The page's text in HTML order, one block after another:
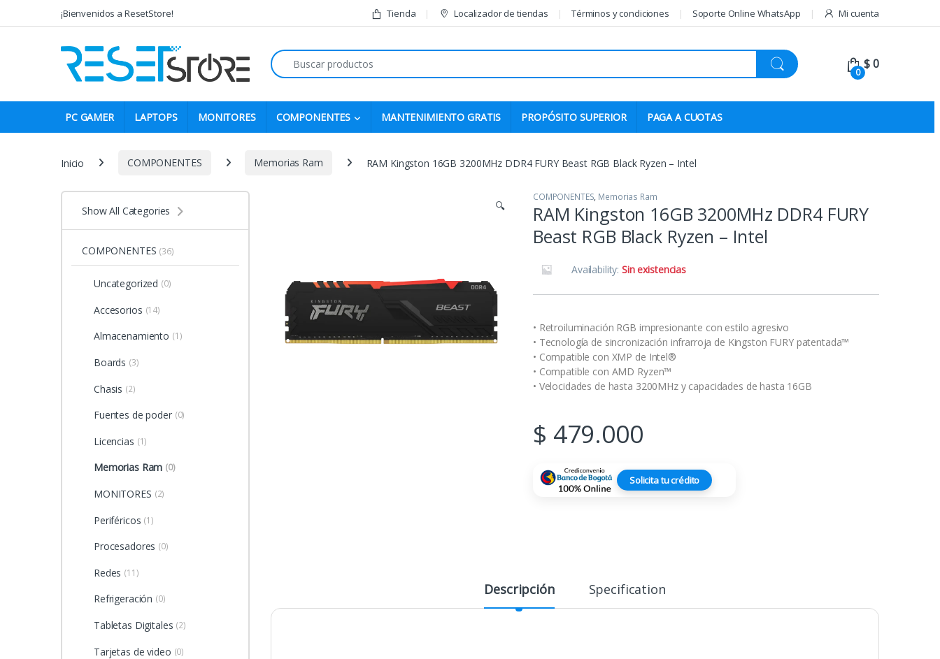
Skip to navigation
Skip to content¡Bienvenidos a ResetStore! Tienda Localizador de tiendas Términos y condiciones Soporte Online WhatsApp Mi cuenta
Search for:
0
$0
PC GAMER LAPTOPS MONITORES COMPONENTES MANTENIMIENTO GRATIS PROPÓSITO SUPERIOR PAGA A CUOTAS
Inicio COMPONENTES Memorias Ram RAM Kingston 16GB 3200MHz DDR4 FURY Beast RGB Black Ryzen – Intel
🔍
COMPONENTES, Memorias Ram
RAM Kingston 16GB 3200MHz DDR4 FURY
Beast RGB Black Ryzen – Intel
Availability:Sin existencias
• Retroiluminación RGB impresionante con estilo agresivo
• Tecnología de sincronización infrarroja de Kingston FURY patentada™
• Compatible con XMP de Intel®
• Compatible con AMD Ryzen™
• Velocidades de hasta 3200MHz y capacidades de hasta 16GB
$ 479.000
Solicita tu crédito
Descripción Specification
Show All Categories
COMPONENTES (36)
Uncategorized (0)
Accesorios (14)
Almacenamiento (1)
Boards (3)
Chasis (2)
Fuentes de poder (0)
Licencias (1)
Memorias Ram (0)
MONITORES (2)
Periféricos (1)
Procesadores (0)
Redes (11)
Refrigeración (0)
Tabletas Digitales (2)
Tarjetas de video (0)